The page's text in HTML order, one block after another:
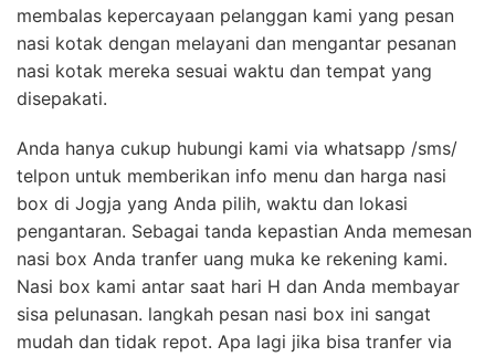
membalas kepercayaan pelanggan kami yang pesan
nasi kotak dengan melayani dan mengantar pesanan
nasi kotak mereka sesuai waktu dan tempat yang
disepakati.
Anda hanya cukup hubungi kami via whatsapp /sms/
telpon untuk memberikan info menu dan harga nasi
box di Jogja yang Anda pilih, waktu dan lokasi
pengantaran. Sebagai tanda kepastian Anda memesan
nasi box Anda tranfer uang muka ke rekening kami.
Nasi box kami antar saat hari H dan Anda membayar
sisa pelunasan. langkah pesan nasi box ini sangat
mudah dan tidak repot. Apa lagi jika bisa tranfer via